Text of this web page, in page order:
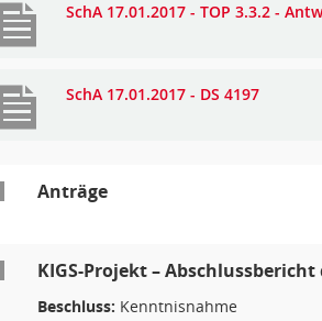
SchA 17.01.2017 - TOP 3.3.2 -
SchA 17.01.2017 - DS 4197
Anträge
KIGS-Projekt –
Beschluss: Kenntnisnahme